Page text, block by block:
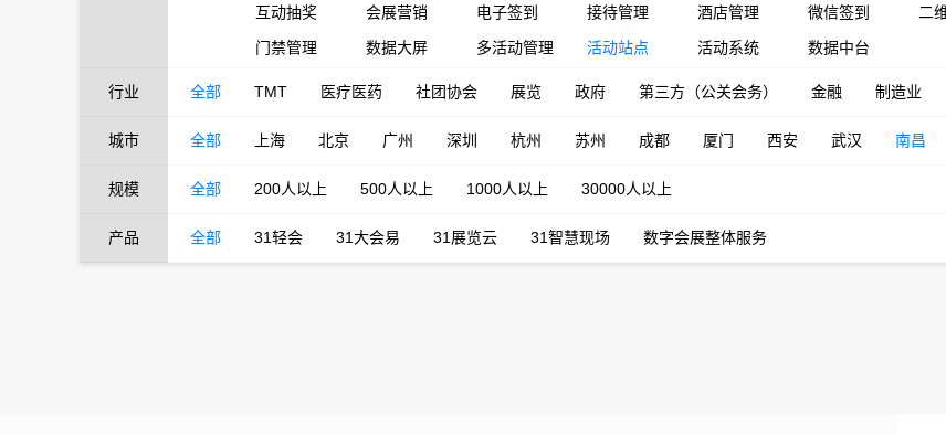
互动抽奖
会展营销 电子签到 接待管理 酒店管理 微信签到 二
门禁管理
数据大屏 多活动管理 活动站点 活动系统 数据中台
行业 全部 TMT 医疗医药 社团协会 展览 政府 第三方（公关会务） 金融 制造业
城市 全部 上海 北京 广州 深圳 杭州 苏州 成都 厦门 西安 武汉 南昌
规模 全部 200人以上 500人以上 1000人以上 30000人以上
产品 全部 31轻会 31大会易 31展览云 31智慧现场 数字会展整体服务